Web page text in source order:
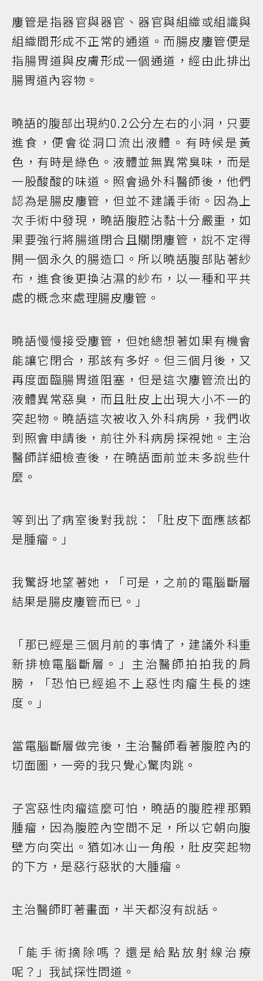
廔管是指器官與器官、器官與組織或組識與
組織間形成不正常的通道。而腸皮廔管便是
指腸胃道與皮膚形成一個通道，經由此排出
腸胃道內容物。
曉語的腹部出現約0.2公分左右的小洞，只要
進食，便會從洞口流出液體。有時候是黃
色，有時是綠色。液體並無異常臭味，而是
一股酸酸的味道。照會過外科醫師後，他們
認為是腸皮廔管，但並不建議手術。因為上
次手術中發現，曉語腹腔沾黏十分嚴重，如
果要強行將腸道閉合且關閉廔管，說不定得
開一個永久的腸造口。所以曉語腹部貼著紗
布，進食後更換沾濕的紗布，以一種和平共
處的概念來處理腸皮廔管。
曉語慢慢接受廔管，但她總想著如果有機會
能讓它閉合，那該有多好。但三個月後，又
再度面臨腸胃道阻塞，但是這次廔管流出的
液體異常惡臭，而且肚皮上出現大小不一的
突起物。曉語這次被收入外科病房，我們收
到照會申請後，前往外科病房探視她。主治
醫師詳細檢查後，在曉語面前並未多說些什
麼。
等到出了病室後對我說：「肚皮下面應該都
是腫瘤。」
我驚訝地望著她，「可是，之前的電腦斷層
結果是腸皮廔管而已。」
「那已經是三個月前的事情了，建議外科重
新排檢電腦斷層。」主治醫師拍拍我的肩
膀，「恐怕已經追不上惡性肉瘤生長的速
度。」
當電腦斷層做完後，主治醫師看著腹腔內的
切面圖，一旁的我只覺心驚肉跳。
子宮惡性肉瘤這麼可怕，曉語的腹腔裡那顆
腫瘤，因為腹腔內空間不足，所以它朝向腹
壁方向突出。猶如冰山一角般，肚皮突起物
的下方，是惡行惡狀的大腫瘤。
主治醫師盯著畫面，半天都沒有說話。
「能手術摘除嗎？還是給點放射線治療
呢？」我試探性問道。